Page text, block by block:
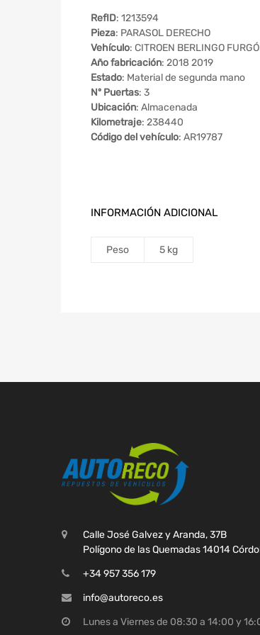
RefID: 1213594
Pieza: PARASOL DERECHO
Vehículo: CITROEN BERLINGO
Año fabricación: 2018 2019
Estado: Material de segunda mano
Nº Puertas: 3
Ubicación: Almacenada
Kilometraje: 238440
Código del vehículo: AR19787
INFORMACIÓN ADICIONAL
Peso 5 kg
Calle José Galvez y Aranda, 37B
Polígono de las Quemadas 14014
+34 957 356 179
info@autoreco.es
Lunes a Viernes de 08:30 a 14:00 y